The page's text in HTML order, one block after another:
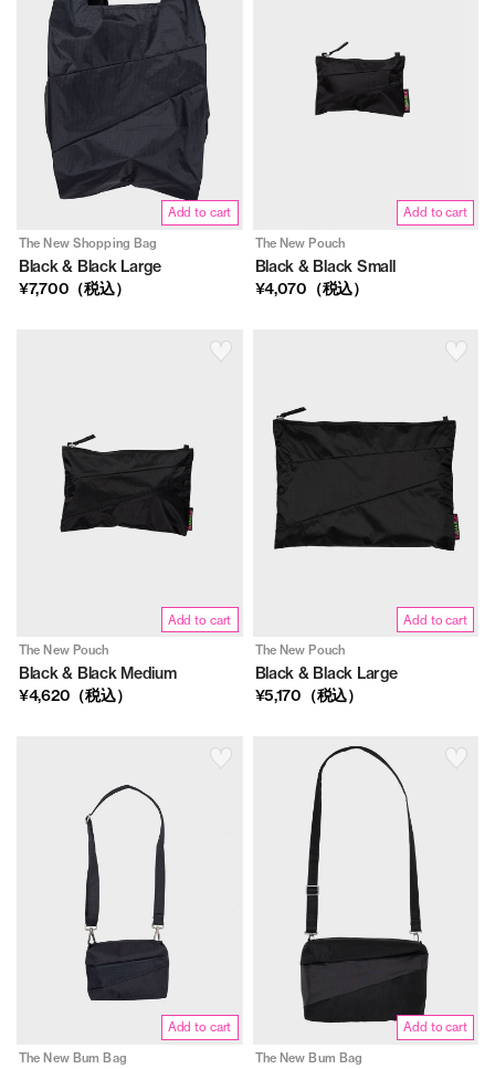
Add to cart
The New Shopping Bag
Black & Black Large
¥7,700（税込）
Add to cart
The New Pouch
Black & Black Small
¥4,070（税込）
Add to cart
The New Pouch
Black & Black Medium
¥4,620（税込）
Add to cart
The New Pouch
Black & Black Large
¥5,170（税込）
Add to cart
The New Bum Bag
Add to cart
The New Bum Bag